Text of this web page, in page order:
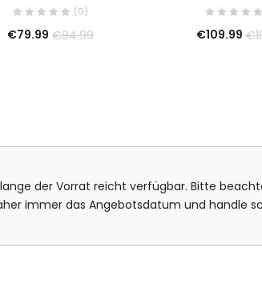
(0)
€79.99 €94.99 €109.99 €
der Vorrat reicht verfügbar. Bitte
immer das Angebotsdatum und handle